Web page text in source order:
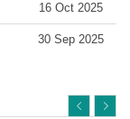
16 Oct 2025
30 Sep 2025